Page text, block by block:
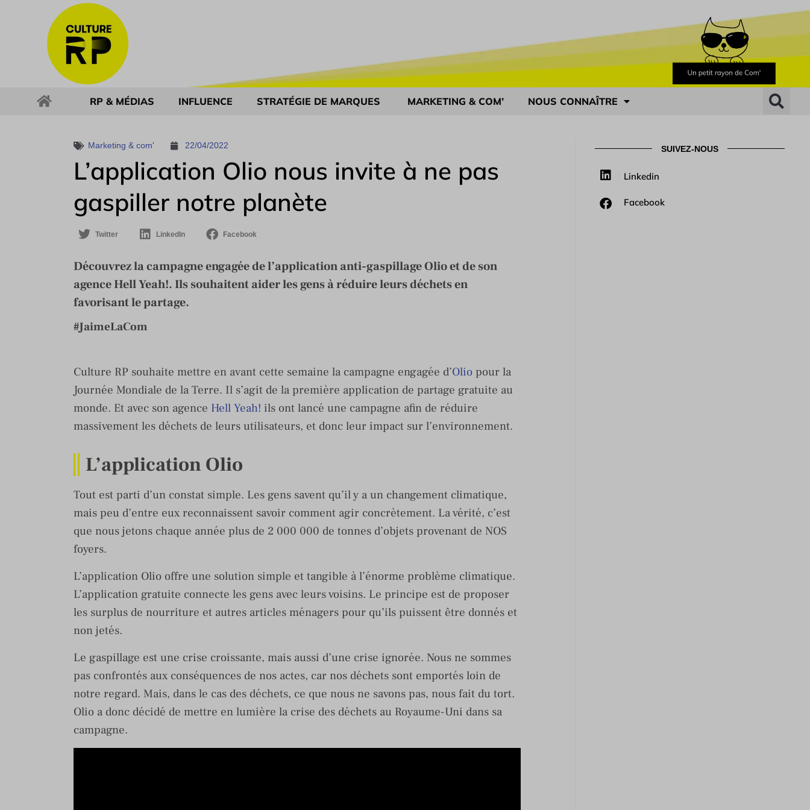
RP & MÉDIAS INFLUENCE STRATÉGIE DE MARQUES MARKETING & COM’ NOUS CONNAÎTRE
Marketing & com' 22/04/2022
L’application Olio nous invite à ne pas
gaspiller notre planète
Twitter LinkedIn Facebook
Découvrez la campagne engagée de l’application anti-gaspillage Olio et de son
agence Hell Yeah!. Ils souhaitent aider les gens à réduire leurs déchets en
favorisant le partage.
#JaimeLaCom
Culture RP souhaite mettre en avant cette semaine la campagne engagée d’Olio pour la
Journée Mondiale de la Terre. Il s’agit de la première application de partage gratuite au
monde. Et avec son agence Hell Yeah! ils ont lancé une campagne afin de réduire
massivement les déchets de leurs utilisateurs, et donc leur impact sur l’environnement.
L’application Olio
Tout est parti d’un constat simple. Les gens savent qu’il y a un changement climatique,
mais peu d’entre eux reconnaissent savoir comment agir concrètement. La vérité, c’est
que nous jetons chaque année plus de 2 000 000 de tonnes d’objets provenant de NOS
foyers.
L’application Olio offre une solution simple et tangible à l’énorme problème climatique.
L’application gratuite connecte les gens avec leurs voisins. Le principe est de proposer
les surplus de nourriture et autres articles ménagers pour qu’ils puissent être donnés et
non jetés.
Le gaspillage est une crise croissante, mais aussi d’une crise ignorée. Nous ne sommes
pas confrontés aux conséquences de nos actes, car nos déchets sont emportés loin de
notre regard. Mais, dans le cas des déchets, ce que nous ne savons pas, nous fait du tort.
Olio a donc décidé de mettre en lumière la crise des déchets au Royaume-Uni dans sa
campagne.
SUIVEZ-NOUS
Linkedin
Facebook